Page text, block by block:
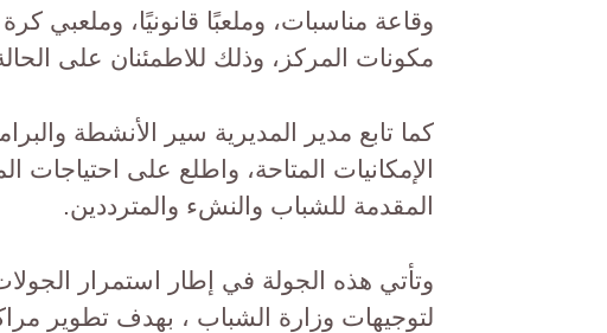
وقاعة مناسبات، وملعبًا قانونيًا، وملعبي
مكونات المركز، وذلك للاطمئنان على
كما تابع مدير المديرية سير الأنشطة
الإمكانيات المتاحة، واطلع على
المقدمة للشباب والنشء والمترددين.
وتأتي هذه الجولة في إطار استمرار الجولات
لتوجيهات وزارة الشباب ، بهدف تطوير